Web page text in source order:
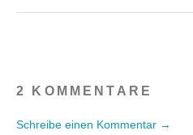
2 KOMMENTARE
Schreibe einen Kommentar →